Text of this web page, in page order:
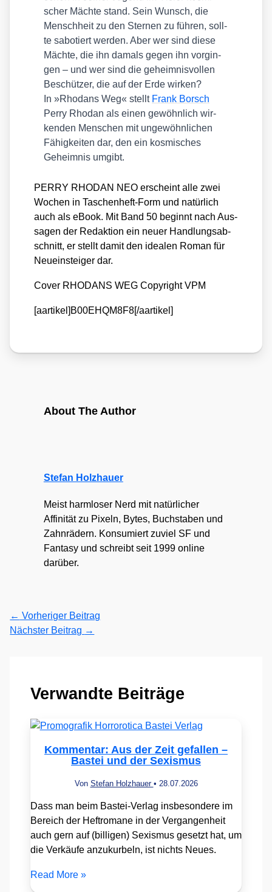
scher Mäch­te stand. Sein Wunsch, die
Mensch­heit zu den Ster­nen zu füh­ren, soll­
te sabo­tiert wer­den. Aber wer sind die­se
Mäch­te, die ihn damals gegen ihn vor­gin­
gen – und wer sind die geheim­nis­vol­len
Beschüt­zer, die auf der Erde wir­ken?
In »Rhodans Weg« stellt Frank Borsch
Per­ry Rho­dan als einen gewöhn­lich wir­
ken­den Men­schen mit unge­wöhn­li­chen
Fähig­kei­ten dar, den ein kos­mi­sches
Geheim­nis umgibt.
PERRY RHODAN NEO erscheint alle zwei
Wochen in Taschen­heft-Form und natür­lich
auch als eBook. Mit Band 50 beginnt nach Aus­
sa­gen der Redak­ti­on ein neu­er Hand­lungs­ab­
schnitt, er stellt damit den idea­len Roman für
Neu­ein­stei­ger dar.
Cover RHODANS WEG Copy­right VPM
[aartikel]B00EHQM8F8[/aartikel]
About The Author
Stefan Holzhauer
Meist harmloser Nerd mit natürlicher
Affinität zu Pixeln, Bytes, Buchstaben und
Zahnrädern. Konsumiert zuviel SF und
Fantasy und schreibt seit 1999 online
darüber.
← Vorheriger Beitrag
Nächster Beitrag →
Verwandte Beiträge
Kommentar: Aus der Zeit gefallen –
Bastei und der Sexismus
Von Stefan Holzhauer • 28.07.2026
Dass man beim Bastei-Verlag insbesondere im
Bereich der Heftromane in der Vergangenheit
auch gern auf (billigen) Sexismus gesetzt hat, um
die Verkäufe anzukurbeln, ist nichts Neues.
Read More »